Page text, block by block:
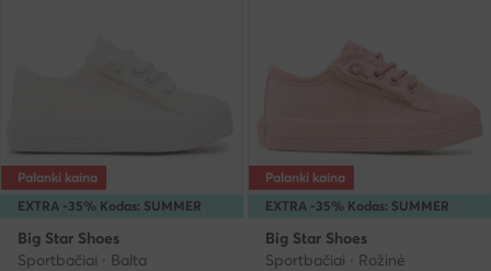
EXTRA -35% Kodas: SUMMER
Palanki kaina
Big Star Shoes
Sportbačiai · Balta
EXTRA -35% Kodas: SUMMER
Palanki kaina
Big Star Shoes
Sportbačiai · Rožinė